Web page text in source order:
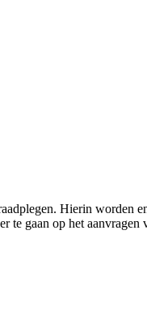
Hierin worden
te gaan op het aanvragen